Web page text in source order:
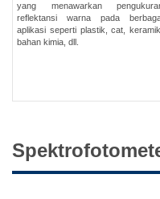
Pusat
Pembelajaran
Pengukuran
Buku
Putih
yang menawarkan
reflektansi warna pada
aplikasi seperti plastik, cat,
bahan kimia, dll.